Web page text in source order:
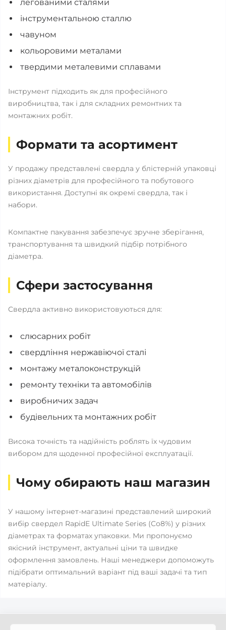
легованими сталями
інструментальною сталлю
чавуном
кольоровими металами
твердими металевими сплавами
Інструмент підходить як для професійного
виробництва, так і для складних ремонтних та
монтажних робіт.
Формати та асортимент
У продажу представлені свердла у блістерній упаковці
різних діаметрів для професійного та побутового
використання. Доступні як окремі свердла, так і
набори.
Компактне пакування забезпечує зручне зберігання,
транспортування та швидкий підбір потрібного
діаметра.
Сфери застосування
Свердла активно використовуються для:
слюсарних робіт
свердління нержавіючої сталі
монтажу металоконструкцій
ремонту техніки та автомобілів
виробничих задач
будівельних та монтажних робіт
Висока точність та надійність роблять їх чудовим
вибором для щоденної професійної експлуатації.
Чому обирають наш магазин
У нашому інтернет-магазині представлений широкий
вибір свердел RapidE Ultimate Series (Co8%) у різних
діаметрах та форматах упаковки. Ми пропонуємо
якісний інструмент, актуальні ціни та швидке
оформлення замовлень. Наші менеджери допоможуть
підібрати оптимальний варіант під ваші задачі та тип
матеріалу.